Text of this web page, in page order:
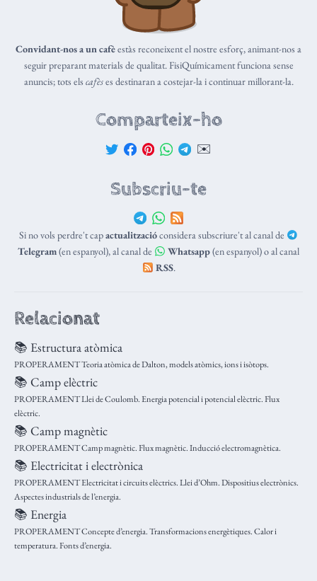
Convidant-nos a un cafèestàs reconeixent el nostre esforç, animant-nos a
seguir preparant materials de qualitat. FisiQuímicament funciona sense
anuncis; tots els cafèses destinaran a costejar-la i continuar millorant-la.
Comparteix-ho
✉️
Subscriu-te
Si no vols perdre't capactualitzacióconsidera subscriure't al canal de
Telegram(en espanyol), al canal de Whatsapp(en espanyol) o al canal
RSS.
Relacionat
📚 Estructura atòmica
PROPERAMENT Teoria atòmica de Dalton, models atòmics, ions i isòtops.
📚 Camp elèctric
PROPERAMENT Llei de Coulomb. Energia potencial i potencial elèctric. Flux
elèctric.
📚 Camp magnètic
PROPERAMENT Camp magnètic. Flux magnètic. Inducció electromagnètica.
📚 Electricitat i electrònica
PROPERAMENT Electricitat i circuits elèctrics. Llei d’Ohm. Dispositius electrònics.
Aspectes industrials de l’energia.
📚 Energia
PROPERAMENT Concepte d’energia. Transformacions energètiques. Calor i
temperatura. Fonts d’energia.